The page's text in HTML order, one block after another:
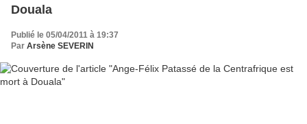
Douala
Publié le 05/04/2011 à 19:37
Par Arsène SEVERIN